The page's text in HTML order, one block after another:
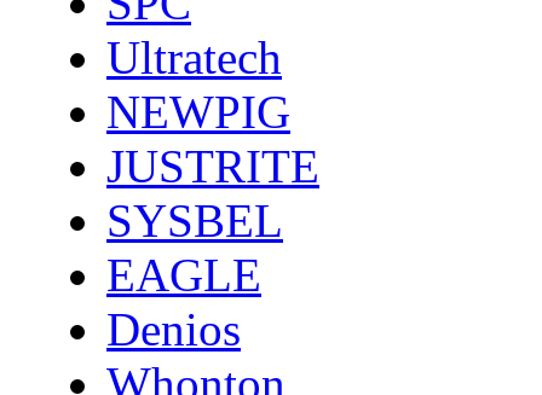
Ultratech
NEWPIG
JUSTRITE
SYSBEL
EAGLE
Denios
Whonton